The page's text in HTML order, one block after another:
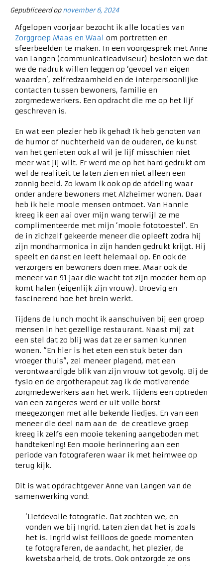
Gepubliceerd op november 6, 2024
Afgelopen voorjaar bezocht ik alle locaties van
Zorggroep Maas en Waal om portretten en
sfeerbeelden te maken. In een voorgesprek met Anne
van Langen (communicatieadviseur) besloten we dat
we de nadruk willen leggen op ‘gevoel van eigen
waarden’, zelfredzaamheid en de interpersoonlijke
contacten tussen bewoners, familie en
zorgmedewerkers. Een opdracht die me op het lijf
geschreven is.
En wat een plezier heb ik gehad! Ik heb genoten van
de humor of nuchterheid van de ouderen, de kunst
van het genieten ook al wil je lijf misschien niet
meer wat jij wilt. Er werd me op het hard gedrukt om
wel de realiteit te laten zien en niet alleen een
zonnig beeld. Zo kwam ik ook op de afdeling waar
onder andere bewoners met Alzheimer wonen. Daar
heb ik hele mooie mensen ontmoet. Van Hannie
kreeg ik een aai over mijn wang terwijl ze me
complimenteerde met mijn ‘mooie fototoestel’. En
de in zichzelf gekeerde meneer die opleeft zodra hij
zijn mondharmonica in zijn handen gedrukt krijgt. Hij
speelt en danst en leeft helemaal op. En ook de
verzorgers en bewoners doen mee. Maar ook de
meneer van 91 jaar die wacht tot zijn moeder hem op
komt halen (eigenlijk zijn vrouw). Droevig en
fascinerend hoe het brein werkt.
Tijdens de lunch mocht ik aanschuiven bij een groep
mensen in het gezellige restaurant. Naast mij zat
een stel dat zo blij was dat ze er samen kunnen
wonen. “En hier is het eten een stuk beter dan
vroeger thuis”, zei meneer plagend, met een
verontwaardigde blik van zijn vrouw tot gevolg. Bij de
fysio en de ergotherapeut zag ik de motiverende
zorgmedewerkers aan het werk. Tijdens een optreden
van een zangeres werd er uit volle borst
meegezongen met alle bekende liedjes. En van een
meneer die deel nam aan de de creatieve groep
kreeg ik zelfs een mooie tekening aangeboden met
handtekening! Een mooie herinnering aan een
periode van fotograferen waar ik met heimwee op
terug kijk.
Dit is wat opdrachtgever Anne van Langen van de
samenwerking vond:
‘Liefdevolle fotografie. Dat zochten we, en
vonden we bij Ingrid. Laten zien dat het is zoals
het is. Ingrid wist feilloos de goede momenten
te fotograferen, de aandacht, het plezier, de
kwetsbaarheid, de trots. Ook ontzorgde ze ons